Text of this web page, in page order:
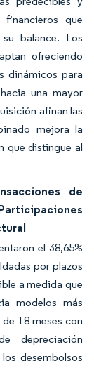
que
balance. Los
ofreciendo
dinámicos para
una mayor
afinan las
mejora la
que distingue al
de
el 38,65%
por plazos
a medida que
modelos más
18 meses con
depreciación
desembolsos